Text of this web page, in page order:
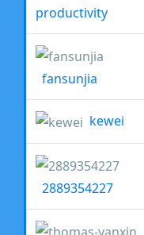
productivity
fansunjia
kewei
2889354227